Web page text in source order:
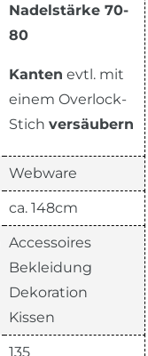
Nadelstärke 70-
80
Kanten evtl. mit
einem Overlock-
Stich versäubern
Webware
ca. 148cm
Accessoires
Bekleidung
Dekoration
Kissen
135